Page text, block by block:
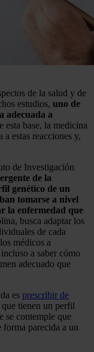
de la salud y de
estudios, uno de
adecuada a
esta base, la medicina
a estas reacciones y,
de Investigación
de la
genético de un
tomarse a nivel
la enfermedad que
busca adaptar los
de cada
médicos a
a saber cómo
adecuado que
es prescribir de
que tienen un perfil
se contemple que
forma parecida a un